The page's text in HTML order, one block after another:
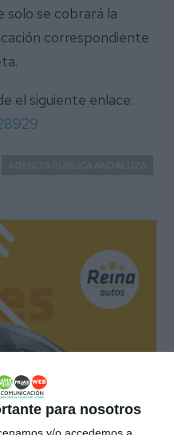
para nosotros
solo se cobrará la
correspondiente
el siguiente enlace: